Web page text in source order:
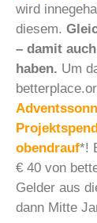
wird
diesem.
– damit
haben. Um
obendrauf*!
€ 40 von
Gelder aus
dann Mitte